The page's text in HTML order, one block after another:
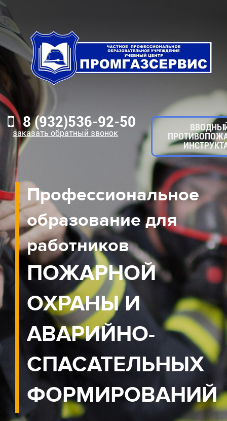
8 (932)536-92-50
заказать обратный звонок
Профессиональное
образование для
работников
ПОЖАРНОЙ
ОХРАНЫ И
АВАРИЙНО-
СПАСАТЕЛЬНЫХ
ФОРМИРОВАНИЙ